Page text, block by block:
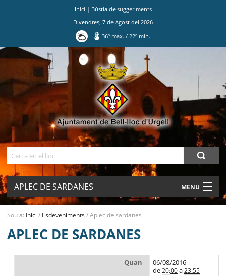
Inici | Bústia de suggeriments
Divendres 7 de Agost del 2026
36º max./ 22º min.
APLEC DE SARDANES MENU
MUNICIPI
SEU ELECTRÒNICA
Sou a: Inici / Esdeveniments/Aplec de sardanes
APLEC DE SARDANES
Quan
06/08/2016
de20:00 a23:55